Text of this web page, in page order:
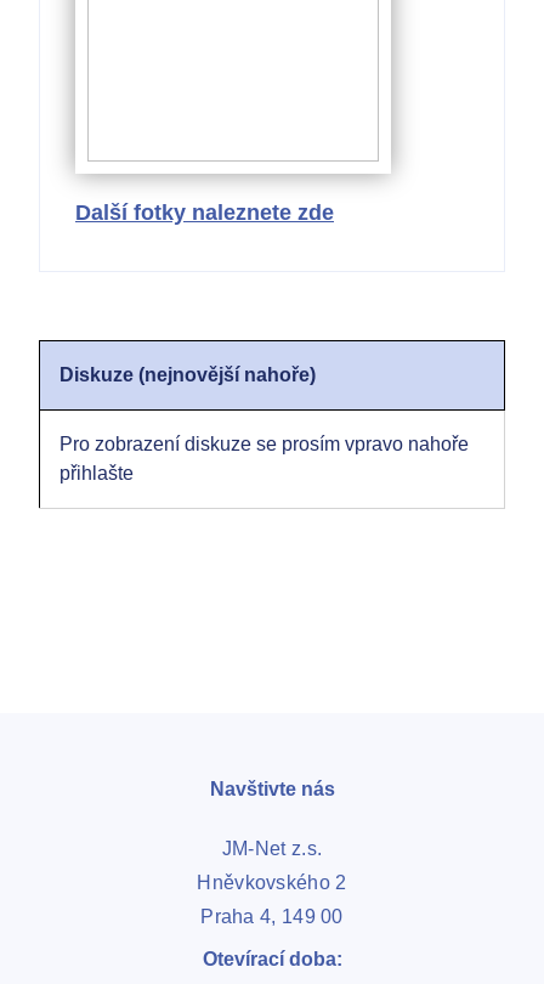
Další fotky naleznete zde
Diskuze (nejnovější nahoře)
Pro zobrazení diskuze se prosím vpravo nahoře
přihlašte
Navštivte nás
JM-Net z.s.
Hněvkovského 2
Praha 4, 149 00
Otevírací doba: